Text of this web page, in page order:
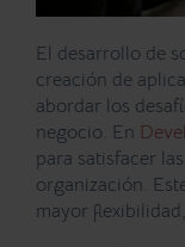
El desarrollo de
creación de
abordar los
negocio. En
para satisfacer
organización.
mayor